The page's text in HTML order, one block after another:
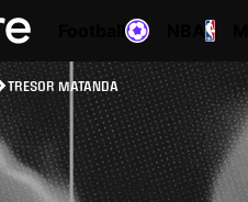
TRESOR MATANDA